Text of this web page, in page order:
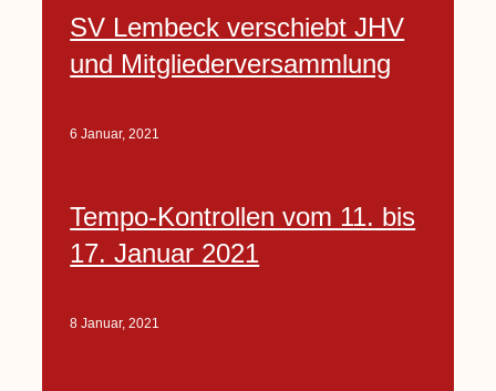
SV Lembeck verschiebt JHV
und Mitgliederversammlung
6 Januar, 2021
Tempo-Kontrollen vom 11. bis
17. Januar 2021
8 Januar, 2021